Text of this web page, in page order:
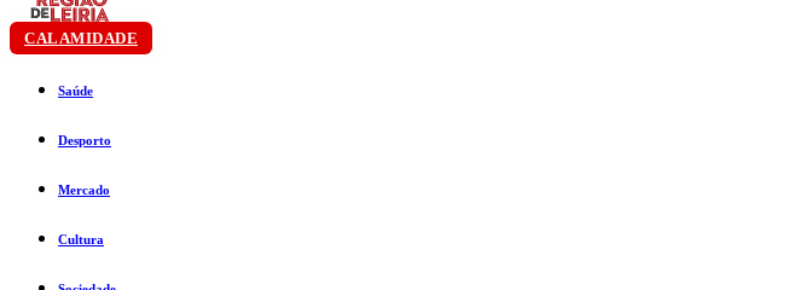
CALAMIDADE
Saúde
Desporto
Mercado
Cultura